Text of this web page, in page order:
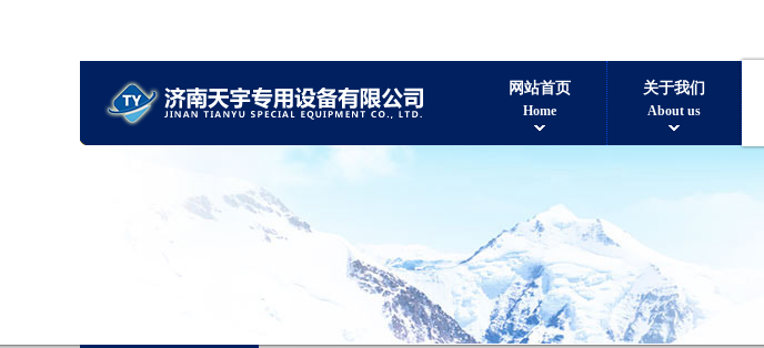
网站首页
Home
关于我们
About us